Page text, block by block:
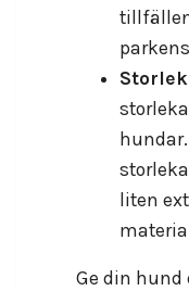
liten
Ge din